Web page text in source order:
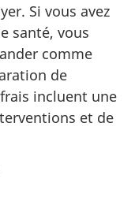
Si vous avez
santé, vous
comme
de
incluent une
et de